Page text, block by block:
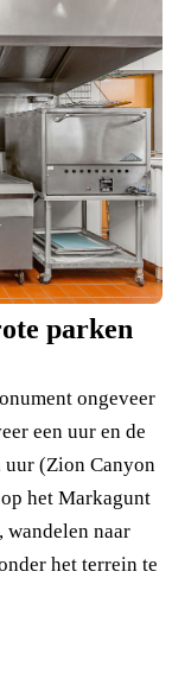
parken
ongeveer
een uur en de
(Zion Canyon
het Markagunt
wandelen naar
het terrein te